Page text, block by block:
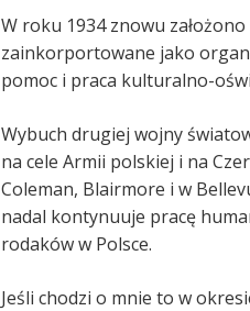
W roku 1934 znowu
zainkorportowane jako
pomoc i praca kulturalno-
Wybuch drugiej wojny
na cele Armii polskiej i na
Coleman, Blairmore i w
nadal kontynuuje pracę
rodaków w Polsce.
Jeśli chodzi o mnie to w